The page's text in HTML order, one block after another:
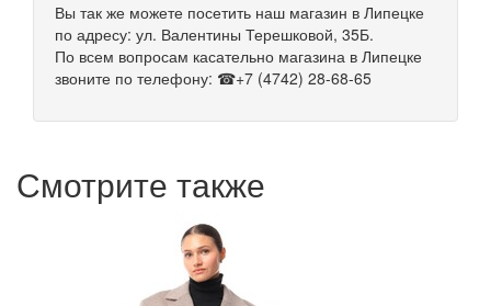
Вы так же можете посетить наш магазин в Липецке
по адресу: ул. Валентины Терешковой, 35Б.
По всем вопросам касательно магазина в Липецке
звоните по телефону: ☎+7 (4742) 28-68-65
Смотрите также